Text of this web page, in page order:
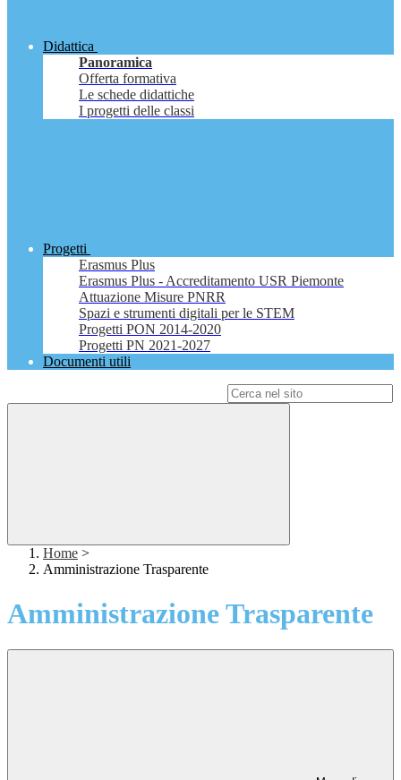
Didattica
Panoramica
Offerta formativa
Le schede didattiche
I progetti delle classi
Progetti
Erasmus Plus
Erasmus Plus - Accreditamento USR Piemonte
Attuazione Misure PNRR
Spazi e strumenti digitali per le STEM
Progetti PON 2014-2020
Progetti PN 2021-2027
Documenti utili
Home >
Amministrazione Trasparente
Amministrazione Trasparente